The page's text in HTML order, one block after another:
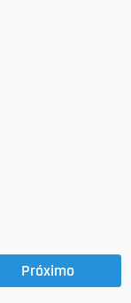
Próximo